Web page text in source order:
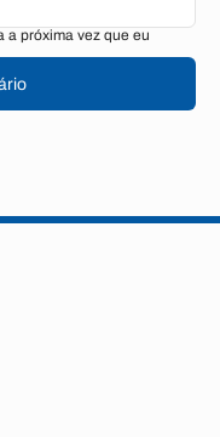
a próxima vez que eu